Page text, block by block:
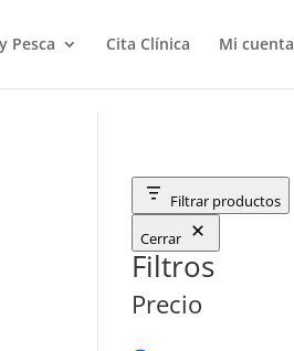
Pesca Cita Clínica Mi cuenta
Filtrar productos
Cerrar
Filtros
Precio